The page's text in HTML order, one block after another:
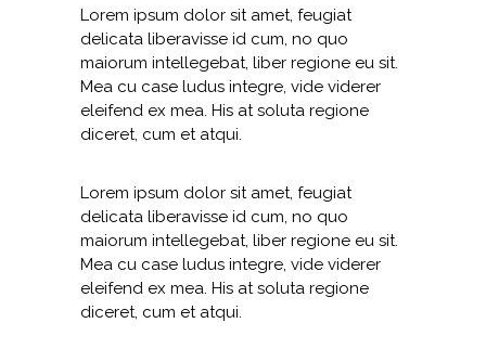
Lorem ipsum dolor sit amet, feugiat
delicata liberavisse id cum, no quo
maiorum intellegebat, liber regione eu sit.
Mea cu case ludus integre, vide viderer
eleifend ex mea. His at soluta regione
diceret, cum et atqui.
Lorem ipsum dolor sit amet, feugiat
delicata liberavisse id cum, no quo
maiorum intellegebat, liber regione eu sit.
Mea cu case ludus integre, vide viderer
eleifend ex mea. His at soluta regione
diceret, cum et atqui.